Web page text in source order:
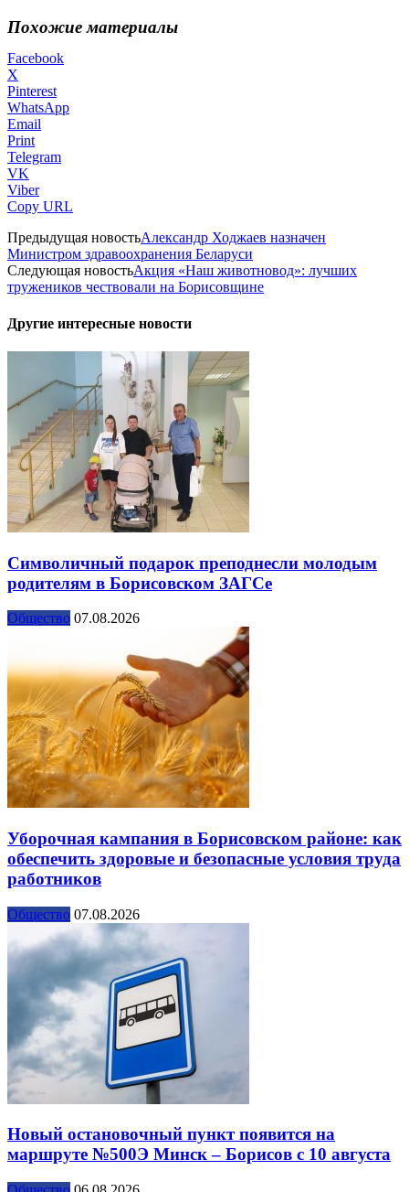
Похожие материалы
Facebook
X
Pinterest
WhatsApp
Email
Print
Telegram
VK
Viber
Copy URL
Предыдущая новостьАлександр Ходжаев назначен
Министром здравоохранения Беларуси
Следующая новостьАкция «Наш животновод»: лучших
тружеников чествовали на Борисовщине
Другие интересные новости
Символичный подарок преподнесли молодым
родителям в Борисовском ЗАГСе
Общество 07.08.2026
Уборочная кампания в Борисовском районе: как
обеспечить здоровые и безопасные условия труда
работников
Общество 07.08.2026
Новый остановочный пункт появится на
маршруте №500Э Минск – Борисов с 10 августа